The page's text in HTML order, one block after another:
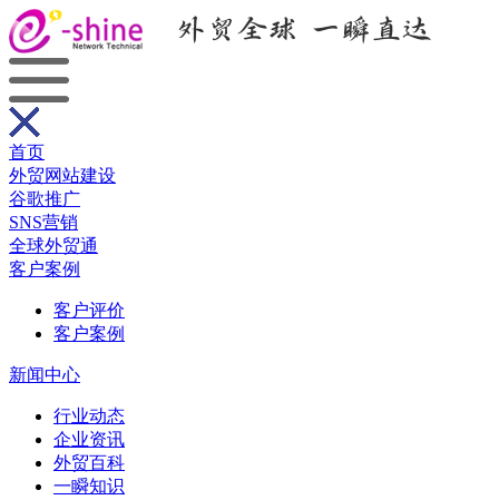
首页
外贸网站建设
谷歌推广
SNS营销
全球外贸通
客户案例
客户评价
客户案例
新闻中心
行业动态
企业资讯
外贸百科
一瞬知识